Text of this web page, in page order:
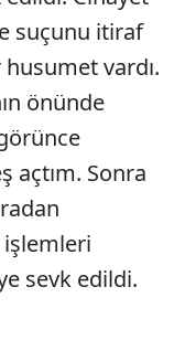
suçunu itiraf
husumet vardı.
önünde
açtım. Sonra
sevk edildi.